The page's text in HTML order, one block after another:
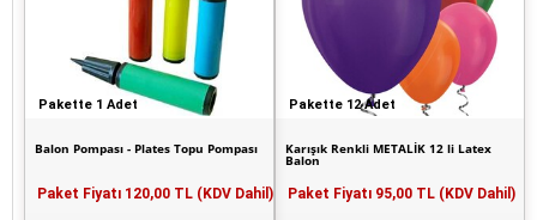
Pakette 12 Adet
Karışık Renkli METALİK 12 li Latex
Balon
Paket Fiyatı 95,00 TL (KDV Dahil)
Pakette 1 Adet
Balon Pompası - Plates Topu Pompası
Paket Fiyatı 120,00 TL (KDV Dahil)